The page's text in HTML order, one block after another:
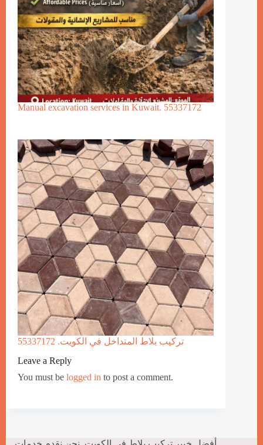
Manual excavation services in Kuwait. 55337172
تركيب بلاط المتداخل في الكويت. 55337172
Leave a Reply
You must be logged in to post a comment.